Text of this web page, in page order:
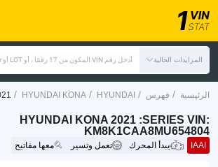
المزايدات الحالية أدخل رقم VIN المكون من 17 رقمًا ، أو LOT أو Make Model Year
الرئيسية / فهرس /
HYUNDAI
/
HYUNDAI KONA
/
HYUNDAI KONA 2021 :SERIES VIN:
KM8K1CAA8MU654804
IAAI يبدأ المحرك تعمل وتسير معها مفاتيح